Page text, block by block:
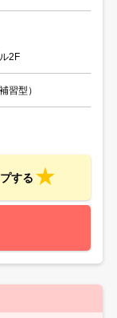
2F
習型）
する